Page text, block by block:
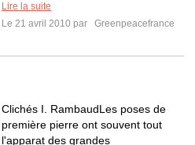
Lire la suite
Le 21 avril 2010 par
Greenpeacefrance
Clichés I. RambaudLes poses de
première pierre ont souvent tout
l'apparat des grandes